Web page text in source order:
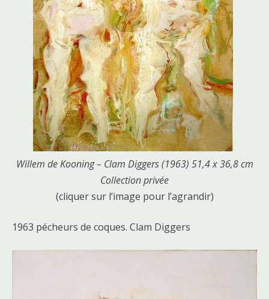
Willem de Kooning – Clam Diggers (1963) 51,4 ​​x 36,8 cm
Collection privée
(cliquer sur l’image pour l’agrandir)
1963 pécheurs de coques. Clam Diggers